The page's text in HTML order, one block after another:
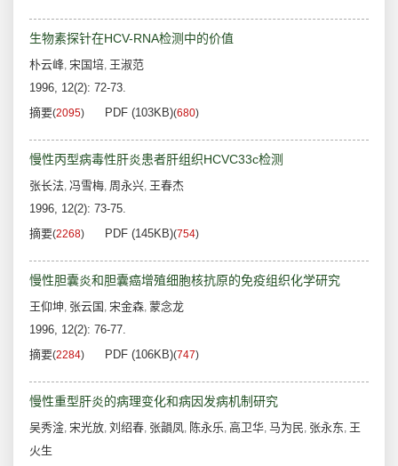
生物素探针在HCV-RNA检测中的价值
朴云峰, 宋国培, 王淑范
1996, 12(2): 72-73.
摘要(2095) PDF (103KB)(680)
慢性丙型病毒性肝炎患者肝组织HCVC33c检测
张长法, 冯雪梅, 周永兴, 王春杰
1996, 12(2): 73-75.
摘要(2268) PDF (145KB)(754)
慢性胆囊炎和胆囊癌增殖细胞核抗原的免疫组织化学研究
王仰坤, 张云国 , 宋金森, 蒙念龙
1996, 12(2): 76-77.
摘要(2284) PDF (106KB)(747)
慢性重型肝炎的病理变化和病因发病机制研究
吴秀淦, 宋光放, 刘绍春, 张韻凤, 陈永乐, 高卫华, 马为民, 张永东, 王
火生